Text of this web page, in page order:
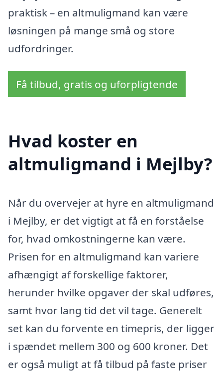
praktisk – en altmuligmand kan være
løsningen på mange små og store
udfordringer.
Få tilbud, gratis og uforpligtende
Hvad koster en
altmuligmand i Mejlby?
Når du overvejer at hyre en altmuligmand
i Mejlby, er det vigtigt at få en forståelse
for, hvad omkostningerne kan være.
Prisen for en altmuligmand kan variere
afhængigt af forskellige faktorer,
herunder hvilke opgaver der skal udføres,
samt hvor lang tid det vil tage. Generelt
set kan du forvente en timepris, der ligger
i spændet mellem 300 og 600 kroner. Det
er også muligt at få tilbud på faste priser